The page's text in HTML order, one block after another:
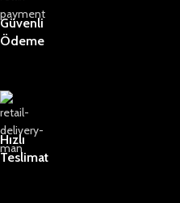
Güvenli
Ödeme
Hızlı
Teslimat